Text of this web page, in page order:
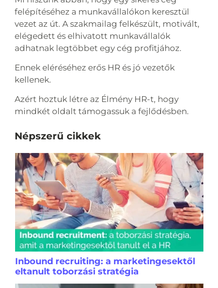
felépítéséhez a munkavállalókon keresztül
vezet az út. A szakmailag felkészült, motivált,
elégedett és elhivatott munkavállalók
adhatnak legtöbbet egy cég profitjához.
Ennek eléréséhez erős HR és jó vezetők
kellenek.
Azért hoztuk létre az Élmény HR-t, hogy
mindkét oldalt támogassuk a fejlődésben.
Népszerű cikkek
Inbound recruiting: a marketingesektől
eltanult toborzási stratégia